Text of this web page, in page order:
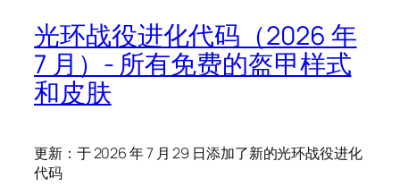
光环战役进化代码（2026 年
7 月）- 所有免费的盔甲样式
和皮肤
更新：于 2026 年 7 月 29 日添加了新的光环战役进化
代码